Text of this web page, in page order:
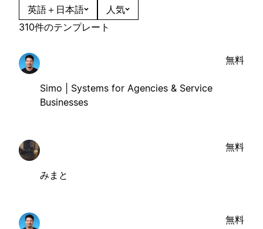
英語＋日本語
人気
310件のテンプレート
Simo | Systems for Agencies & Service
Businesses
無料
みまと
無料
無料